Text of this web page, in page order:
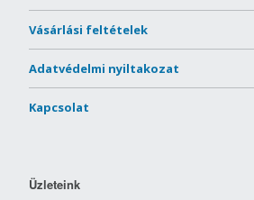
Vásárlási feltételek
Adatvédelmi nyiltakozat
Kapcsolat
Üzleteink